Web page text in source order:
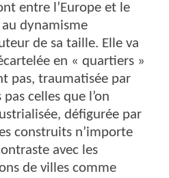
entre l’Europe et le
dynamisme
de sa taille. Elle va
en « quartiers »
pas, traumatisée par
celles que l’on
défigurée par
construits n’importe
avec les
de villes comme